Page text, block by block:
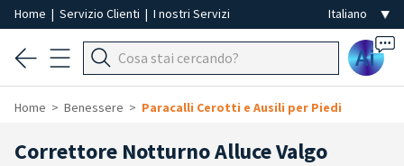
Home | Servizio Clienti | I nostri Servizi
Ai
Home Benessere Paracalli Cerotti e Ausili per Piedi
Correttore Notturno Alluce Valgo